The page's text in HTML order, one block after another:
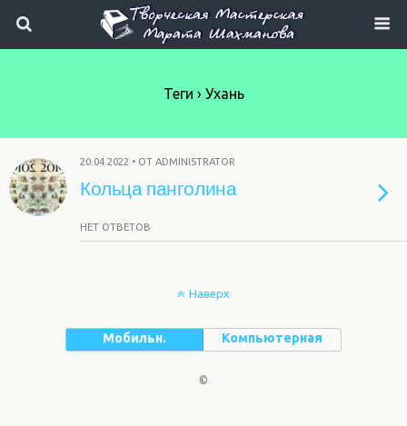
Теги › Ухань
20.04.2022 • ОТ ADMINISTRATOR
Кольца панголина
НЕТ ОТВЕТОВ
Наверх
Мобильн. Компьютерная
©